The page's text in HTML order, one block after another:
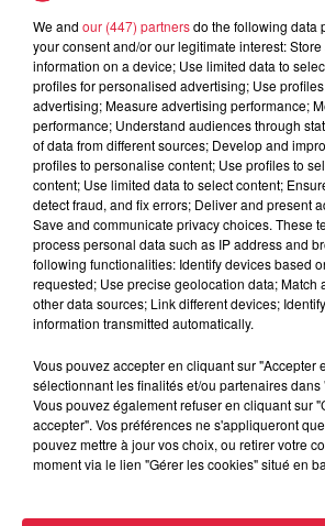
5 août 2026
Europa-Park : des
l’après Euro-Mir
Dans la même série
Le Mix de Nono
Le Mix de Nono
We and our (447) partnersdo the following data
your consent and/or our legitimate interest:
information on a device; Use limited data to
profiles for personalised advertising; Use
advertising; Measure advertising performance;
performance; Understand audiences through
of data from different sources; Develop and
profiles to personalise content; Use profiles to
content; Use limited data to select content;
detect fraud, and fix errors; Deliver and present
Save and communicate privacy choices. These
process personal data such as IP address and
following functionalities: Identify devices based
requested; Use precise geolocation data; Match
other data sources; Link different devices;
information transmitted automatically.
Vous pouvez accepter en cliquant sur "Accepter
sélectionnant les finalités et/ou partenaires dans
Vous pouvez également refuser en cliquant sur
accepter". Vos préférences ne s'appliqueront
pouvez mettre à jour vos choix, ou retirer votre
moment via le lien "Gérer les cookies" situé en